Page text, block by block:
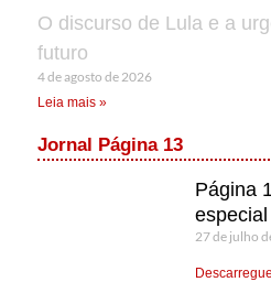
O discurso de Lula e a
futuro
4 de agosto de 2026
Leia mais »
Jornal Página 13
Página
27 de julho